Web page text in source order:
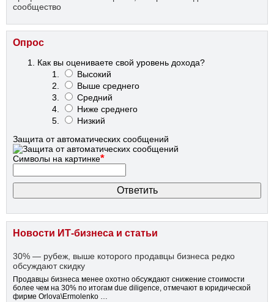
сообщество
Опрос
Как вы оцениваете свой уровень дохода?
Высокий
Выше среднего
Средний
Ниже среднего
Низкий
Защита от автоматических сообщений
Символы на картинке*
Новости ИТ-бизнеса и статьи
30% — рубеж, выше которого продавцы бизнеса редко
обсуждают скидку
Продавцы бизнеса менее охотно обсуждают снижение стоимости
более чем на 30% по итогам due diligence, отмечают в юридической
фирме Orlova\Ermolenko …